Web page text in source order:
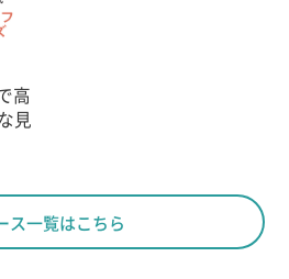
高
見
ス一覧はこちら